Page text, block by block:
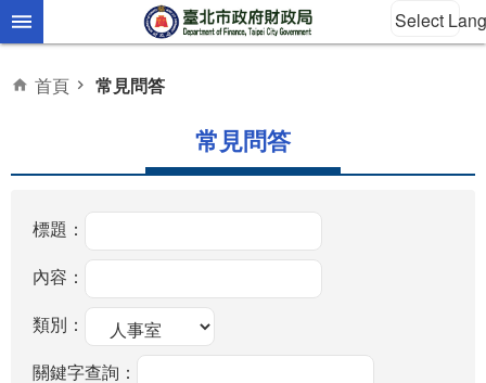
跳到主要內容區塊 Select
首頁 常見問答
常見問答
標題：
內容：
類別：
關鍵字查詢：